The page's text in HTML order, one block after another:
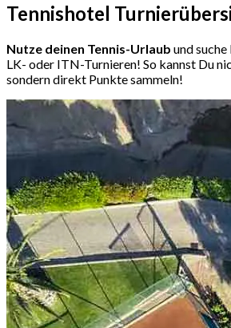
Tennishotel
Nutze deinen Tennis-Urlaub und
LK- oder ITN-Turnieren! So kannst Du
sondern direkt Punkte sammeln!